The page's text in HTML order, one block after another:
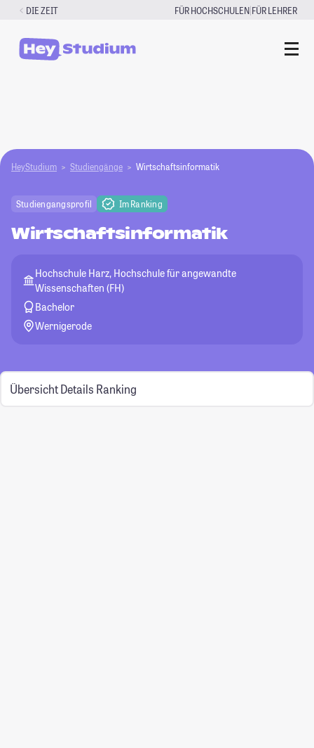
Zum
springen
DIE ZEIT FÜR HOCHSCHULEN|FÜR LEHRER
HeyStudium Studiengänge Wirtschaftsinformatik
Studiengangsprofil Im Ranking
Wirtschaftsinformatik
Hochschule Harz, Hochschule für angewandte
Wissenschaften (FH)
Bachelor
Wernigerode
Übersicht Details Ranking